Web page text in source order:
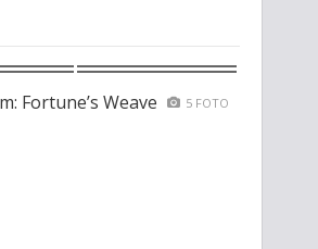
Fortune’s Weave 5 FOTO